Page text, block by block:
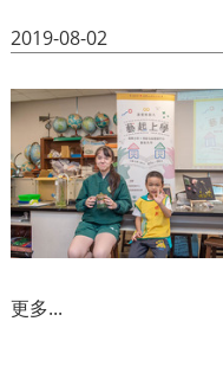
2019-08-02
更多...